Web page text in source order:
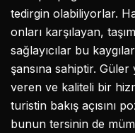
tedirgin olabiliyorlar.
onları karşılayan,
sağlayıcılar bu
şansına sahiptir.
veren ve kaliteli bir
turistin bakış açısını
bunun tersinin de